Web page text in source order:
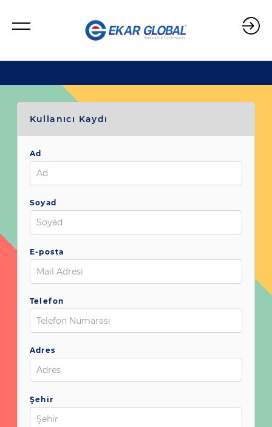
Kullanıcı Kaydı
Ad
Soyad
E-posta
Telefon
Adres
Şehir